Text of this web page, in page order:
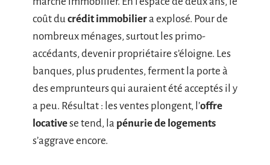
coût ducrédit immobiliera explosé. Pour de
nombreux ménages, surtout les primo-
accédants, devenir propriétaire s’éloigne. Les
banques, plus prudentes, ferment la porte à
des emprunteurs qui auraient été acceptés il y
a peu. Résultat : les ventes plongent, l’offre
locativese tend, la pénurie de logements
s’aggrave encore.